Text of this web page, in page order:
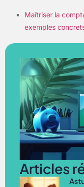
Maîtriser la
exemples
Articles